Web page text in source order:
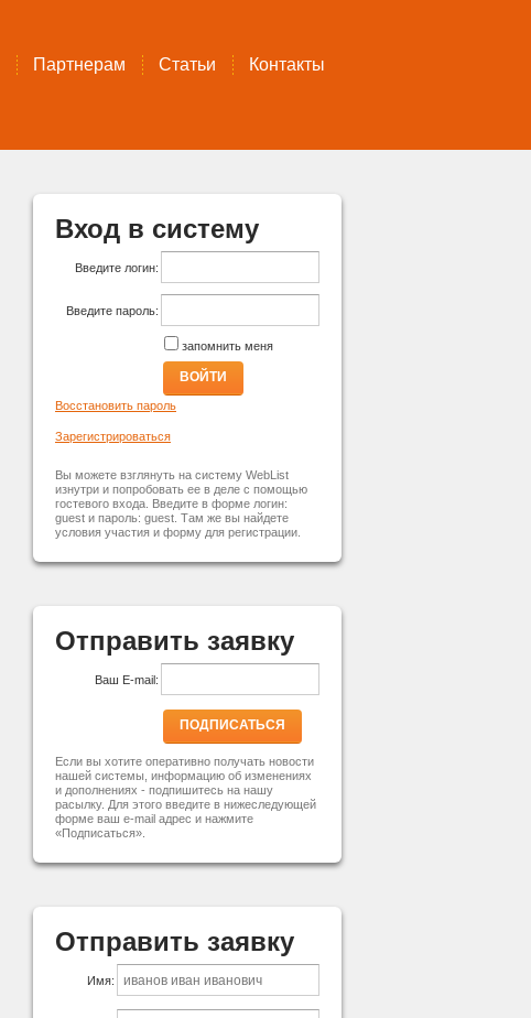
Партнерам Статьи Контакты
Вход в систему
Введите логин:
Введите пароль:
запомнить меня
ВОЙТИ
Восстановить пароль
Зарегистрироваться
Вы можете взглянуть на систему WebList
изнутри и попробовать ее в деле с помощью
гостевого входа. Введите в форме логин:
guest и пароль: guest. Там же вы найдете
условия участия и форму для регистрации.
Отправить заявку
Ваш E-mail:
ПОДПИСАТЬСЯ
Если вы хотите оперативно получать новости
нашей системы, информацию об изменениях
и дополнениях - подпишитесь на нашу
расылку. Для этого введите в нижеследующей
форме ваш e-mail адрес и нажмите
«Подписаться».
Отправить заявку
Имя: